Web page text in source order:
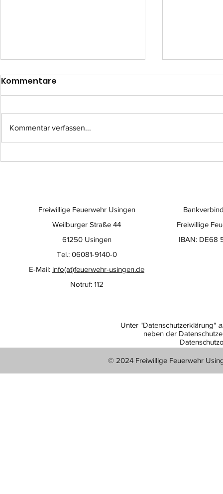
Einsatz-Nr.: 057
Kommentare
Kommentar verfassen...
Freiwillige
IBAN: DE68
Freiwillige Feuerwehr Usingen
Weilburger Straße 44
61250 Usingen
Tel.: 06081-9140-0
E-Mail: info(at)feuerwehr-usingen.de
Notruf: 112
Unter "Datenschutzerklärung"
neben der
© 2024 Freiwillige Feuerwehr